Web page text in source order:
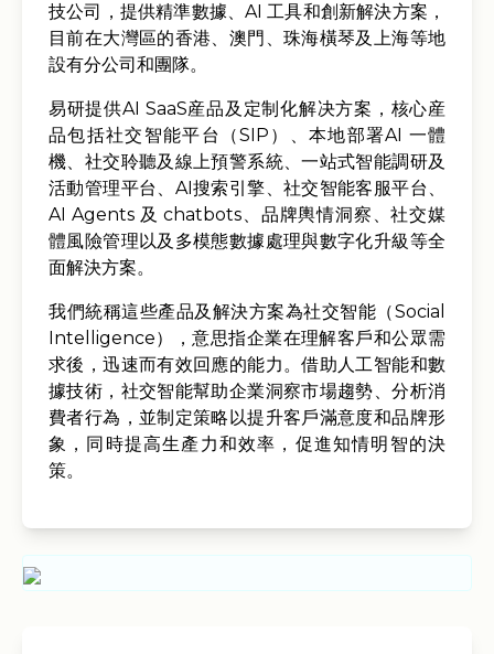
技公司，提供精準數據、AI 工具和創新解決方案，
目前在大灣區的香港、澳門、珠海橫琴及上海等地
設有分公司和團隊。
易研提供AI SaaS産品及定制化解决方案，核心産
品包括社交智能平台（SIP）、本地部署AI 一體
機、社交聆聽及線上預警系統、一站式智能調研及
活動管理平台、AI搜索引擎、社交智能客服平台、
AI Agents 及 chatbots、品牌輿情洞察、社交媒
體風險管理以及多模態數據處理與數字化升級等全
面解決方案。
我們統稱這些產品及解決方案為社交智能（Social
Intelligence），意思指企業在理解客戶和公眾需
求後，迅速而有效回應的能力。借助人工智能和數
據技術，社交智能幫助企業洞察市場趨勢、分析消
費者行為，並制定策略以提升客戶滿意度和品牌形
象，同時提高生產力和效率，促進知情明智的決
策。